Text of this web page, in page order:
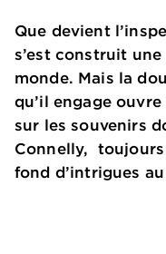
Que devient
s’est construit
monde. Mais la
qu’il engage
sur les souvenirs
Connelly,
fond d’intrigues